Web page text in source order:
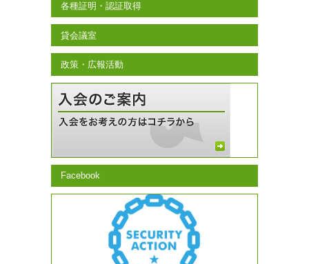
各種証明・認証取得
貸会議室
政策・広報活動
Facebook